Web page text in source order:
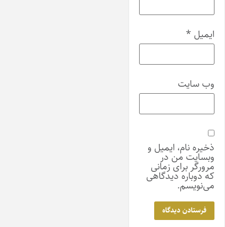
ایمیل *
وب‌ سایت
ذخیره نام، ایمیل و
وبسایت من در
مرورگر برای زمانی
که دوباره دیدگاهی
می‌نویسم.